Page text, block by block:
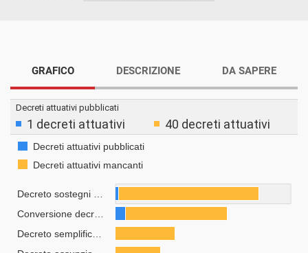
GRAFICO DESCRIZIONE DA SAPERE